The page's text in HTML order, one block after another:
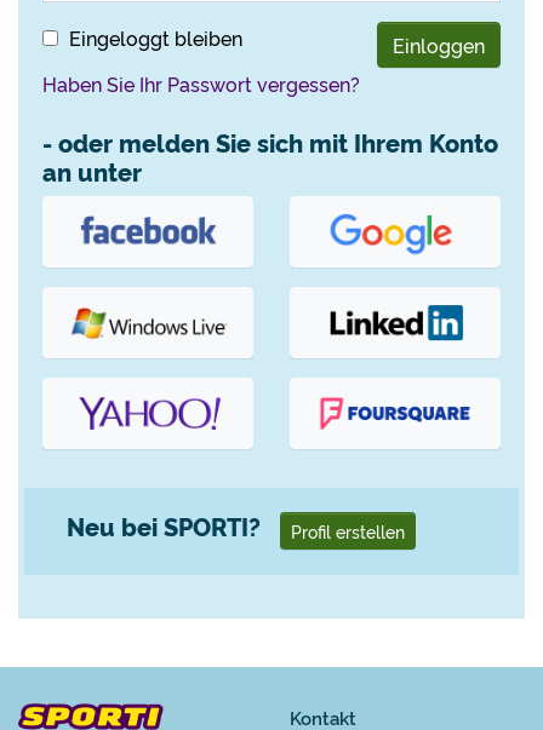
Eingeloggt bleiben
Einloggen
Haben Sie Ihr Passwort vergessen?
- oder melden Sie sich mit Ihrem Konto
an unter
Neu bei SPORTI? Profil erstellen
Kontakt